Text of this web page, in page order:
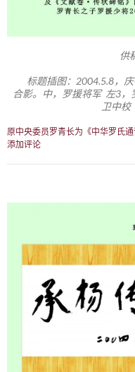
供
标题插图：2004.5.8，
合影。中，罗援将军 左3
卫中
原中央委员罗青长为《中华罗氏
添加评论